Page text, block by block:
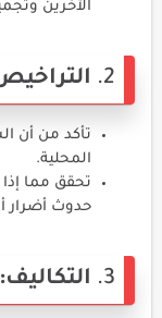
الآخرين
2.
تأكد من أن
المحلية.
تحقق مما إذا
حدوث أضرار
3. التكاليف: